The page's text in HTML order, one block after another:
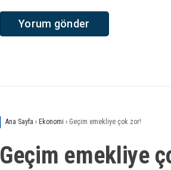
Ana Sayfa › Ekonomi › Geçim emekliye çok zor!
Geçim emekliye